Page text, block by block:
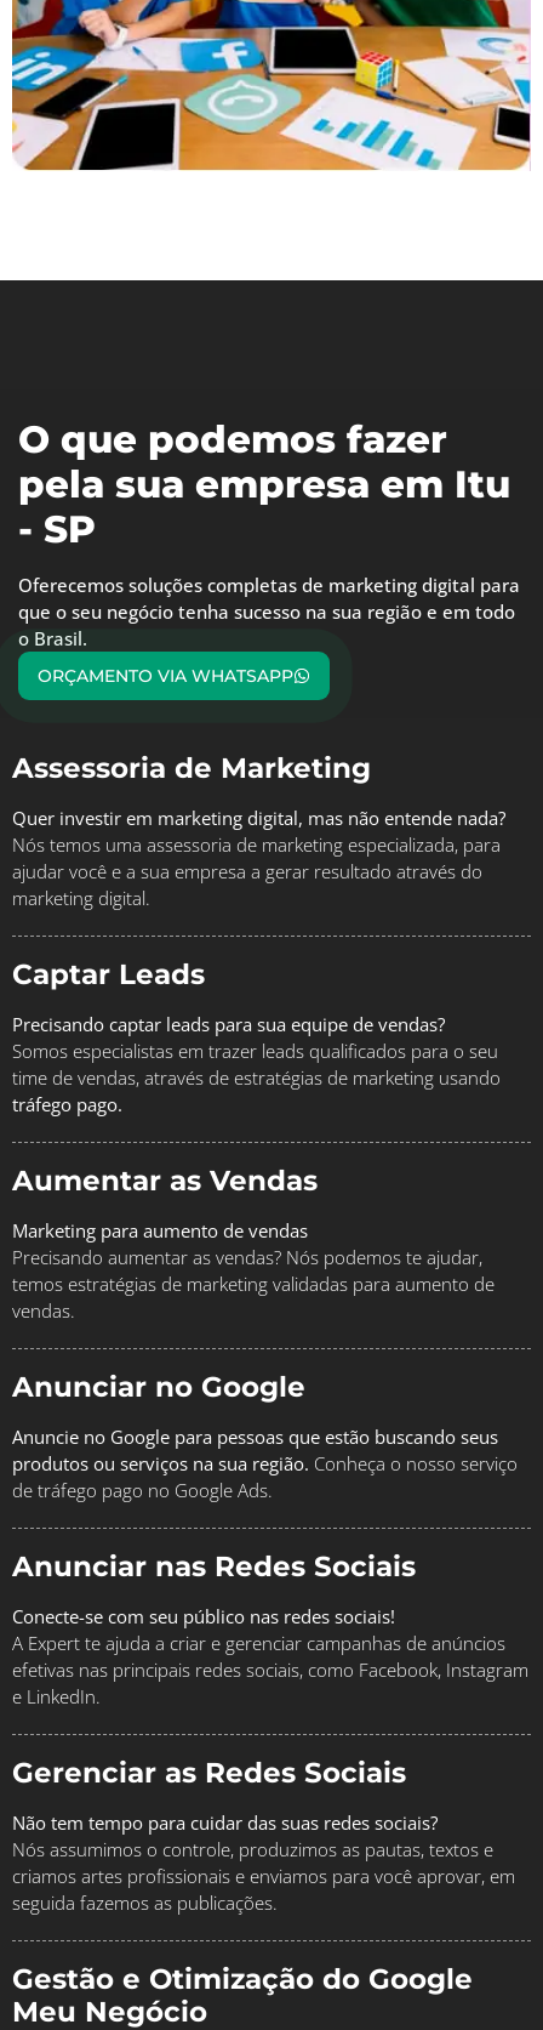
O que podemos fazer
pela sua empresa em Itu
- SP
Oferecemos soluções completas de marketing digital para
que o seu negócio tenha sucesso na sua região e em todo
o Brasil.
ORÇAMENTO VIA WHATSAPP
Assessoria de Marketing
Quer investir em marketing digital, mas não entende nada?
Nós temos uma assessoria de marketing especializada, para
ajudar você e a sua empresa a gerar resultado através do
marketing digital.
Captar Leads
Precisando captar leads para sua equipe de vendas?
Somos especialistas em trazer leads qualificados para o seu
time de vendas, através de estratégias de marketing usando
tráfego pago.
Aumentar as Vendas
Marketing para aumento de vendas
Precisando aumentar as vendas? Nós podemos te ajudar,
temos estratégias de marketing validadas para aumento de
vendas.
Anunciar no Google
Anuncie no Google para pessoas que estão buscando seus
produtos ou serviços na sua região. Conheça o nosso serviço
de tráfego pago no Google Ads.
Anunciar nas Redes Sociais
Conecte-se com seu público nas redes sociais!
A Expert te ajuda a criar e gerenciar campanhas de anúncios
efetivas nas principais redes sociais, como Facebook, Instagram
e LinkedIn.
Gerenciar as Redes Sociais
Não tem tempo para cuidar das suas redes sociais?
Nós assumimos o controle, produzimos as pautas, textos e
criamos artes profissionais e enviamos para você aprovar, em
seguida fazemos as publicações.
Gestão e Otimização do Google
Meu Negócio